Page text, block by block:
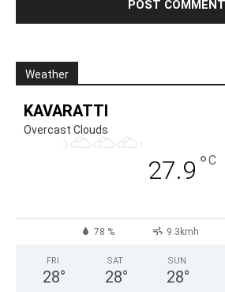
Weather
KAVARATTI
Overcast Clouds
27.9 °C
78 % 9.3kmh
FRI
28°
SAT
28°
SUN
28°